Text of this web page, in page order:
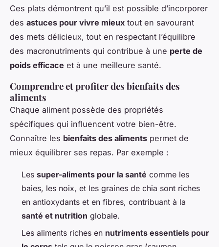
Ces plats démontrent qu’il est possible d’incorporer
des astuces pour vivre mieux tout en savourant
des mets délicieux, tout en respectant l’équilibre
des macronutriments qui contribue à une perte de
poids efficace et à une meilleure santé.
Comprendre et profiter des bienfaits des
aliments
Chaque aliment possède des propriétés
spécifiques qui influencent votre bien-être.
Connaître les bienfaits des aliments permet de
mieux équilibrer ses repas. Par exemple :
Les super-aliments pour la santé comme les
baies, les noix, et les graines de chia sont riches
en antioxydants et en fibres, contribuant à la
santé et nutrition globale.
Les aliments riches en nutriments essentiels pour